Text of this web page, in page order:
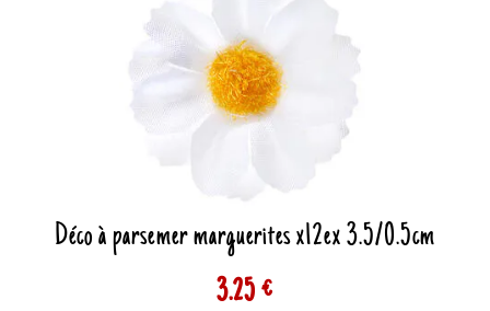
Déco à parsemer marguerites x12ex 3.5/0.5cm
3.25 €